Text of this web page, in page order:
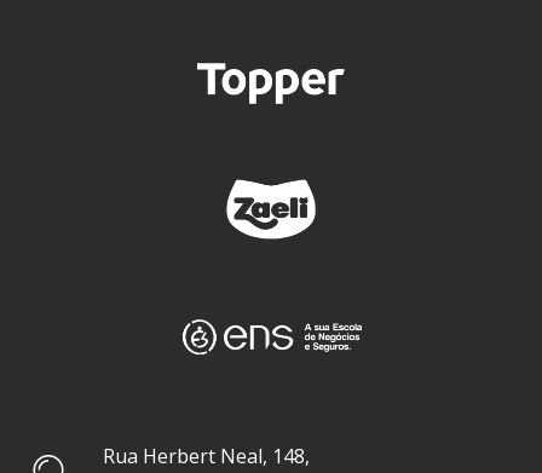
Rua Herbert Neal, 148,